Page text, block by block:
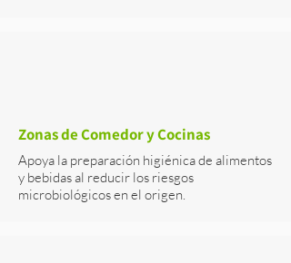
Zonas de Comedor y Cocinas
Apoya la preparación higiénica de alimentos
y bebidas al reducir los riesgos
microbiológicos en el origen.